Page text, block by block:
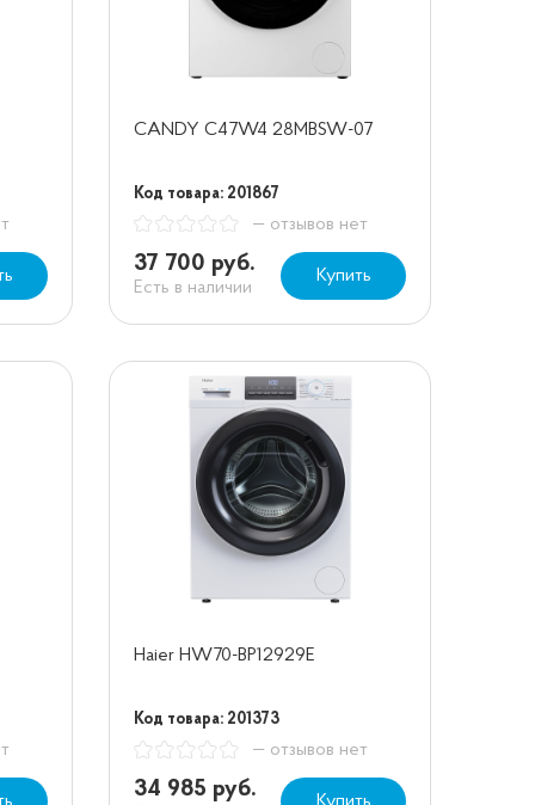
CANDY C47W4 28MBSW-07
Код товара: 201867
— отзывов нет
37 700 руб.
Есть в наличии
Купить
Haier HW70-BP12929E
Код товара: 201373
— отзывов нет
34 985 руб.